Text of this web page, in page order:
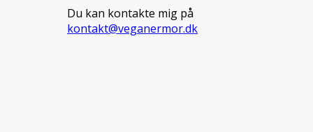
Du kan kontakte mig på
kontakt@veganermor.dk